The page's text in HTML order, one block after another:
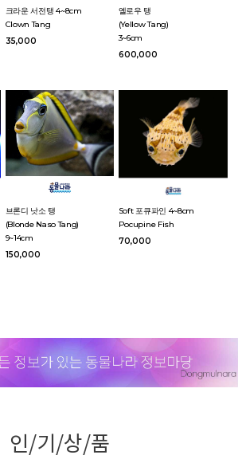
크라운 서전탱 4~8cm
Clown Tang
35,000
옐로우 탱
(Yellow Tang)
3~6cm
600,000
브론디 낫소 탱
(Blonde Naso Tang)
9~14cm
150,000
Soft 포큐파인 4~8cm
Pocupine Fish
70,000
인/기/상/품